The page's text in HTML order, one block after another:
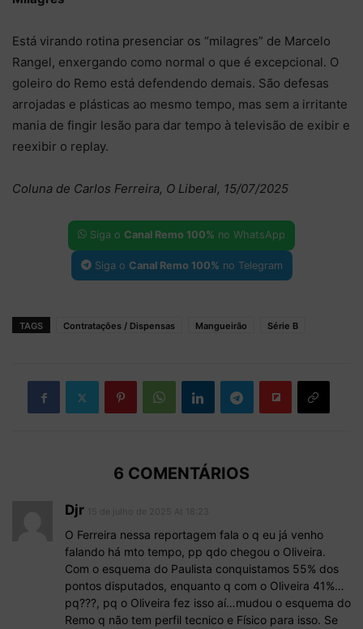
Está virando rotina presenciar os “milagres” de Marcelo
Rangel, enxergando como normal o que é excepcional. O
goleiro do Remo está defendendo demais. São defesas
arrojadas e plásticas ao mesmo tempo, mas sem a irritante
mania de fingir lesão para dar tempo à televisão de exibir e
reexibir o replay.
Coluna de Carlos Ferreira, O Liberal, 15/07/2025
Siga o Canal Remo 100% no WhatsApp
Siga o Canal Remo 100% no Telegram
TAGS Contratações / Dispensas Mangueirão Série B
6 COMENTÁRIOS
Djr
O Ferreira nessa reportagem fala o q eu já venho
falando há mto tempo, pp qdo chegou o Oliveira.
Com o esquema do Paulista conquistamos 55% dos
pontos disputados, enquanto q com o Oliveira 41%…
pq???, pq o Oliveira fez isso aí…mudou o esquema do
Remo q não tem perfil tecnico e Físico para isso. Se